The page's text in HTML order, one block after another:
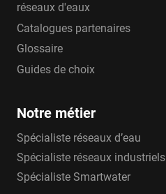
réseaux d'eaux
Catalogues partenaires
Glossaire
Guides de choix
Notre métier
Spécialiste réseaux d’eau
Spécialiste réseaux industriels
Spécialiste Smartwater